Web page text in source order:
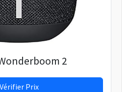
2
Vérifier Prix